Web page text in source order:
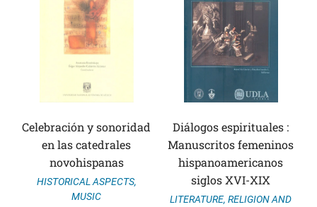
Celebración y sonoridad
en las catedrales
novohispanas
HISTORICAL ASPECTS,
MUSIC
Diálogos espirituales :
Manuscritos femeninos
hispanoamericanos
siglos XVI-XIX
LITERATURE, RELIGION AND